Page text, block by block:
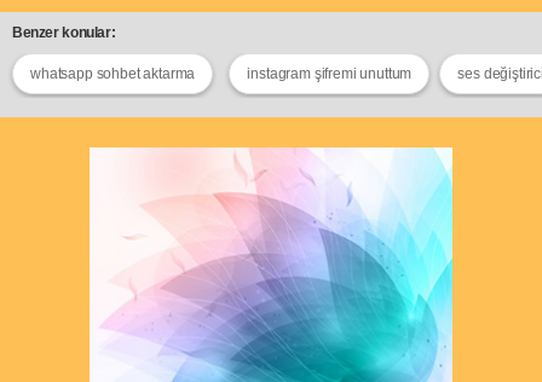
Benzer konular:
whatsapp sohbet aktarma instagram şifremi unuttum ses